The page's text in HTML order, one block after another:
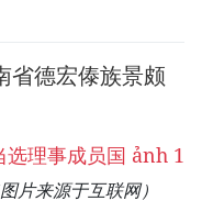
省德宏傣族景颇
片来源于互联网）